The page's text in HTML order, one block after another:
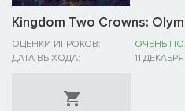
Kingdom Two Crowns:
ОЦЕНКИ ИГРОКОВ:
ОЧЕНЬ
ДАТА ВЫХОДА:
11